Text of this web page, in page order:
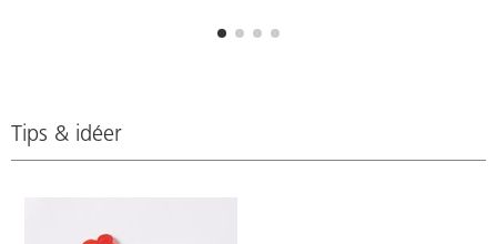
Tips & idéer